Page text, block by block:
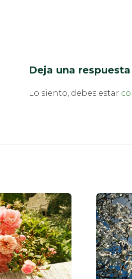
Deja una respuesta
Lo siento, debes estar